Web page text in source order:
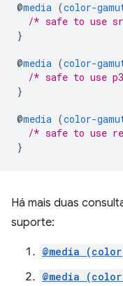
@media (color-
/* safe to use
}
@media (color-
/* safe to use
}
@media (color-
/* safe to use
}
Há mais duas
suporte:
@media
@media